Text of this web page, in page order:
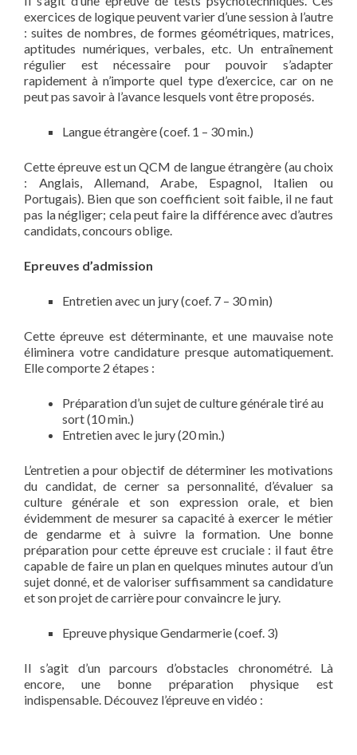
exercices de logique peuvent varier d’une session à l’autre
: suites de nombres, de formes géométriques, matrices,
aptitudes numériques, verbales, etc. Un entraînement
régulier est nécessaire pour pouvoir s’adapter
rapidement à n’importe quel type d’exercice, car on ne
peut pas savoir à l’avance lesquels vont être proposés.
Langue étrangère (coef. 1 – 30 min.)
Cette épreuve est un QCM de langue étrangère (au choix
: Anglais, Allemand, Arabe, Espagnol, Italien ou
Portugais). Bien que son coefficient soit faible, il ne faut
pas la négliger; cela peut faire la différence avec d’autres
candidats, concours oblige.
Epreuves d’admission
Entretien avec un jury (coef. 7 – 30 min)
Cette épreuve est déterminante, et une mauvaise note
éliminera votre candidature presque automatiquement.
Elle comporte 2 étapes :
Préparation d’un sujet de culture générale tiré au
sort (10 min.)
Entretien avec le jury (20 min.)
L’entretien a pour objectif de déterminer les motivations
du candidat, de cerner sa personnalité, d’évaluer sa
culture générale et son expression orale, et bien
évidemment de mesurer sa capacité à exercer le métier
de gendarme et à suivre la formation. Une bonne
préparation pour cette épreuve est cruciale : il faut être
capable de faire un plan en quelques minutes autour d’un
sujet donné, et de valoriser suffisamment sa candidature
et son projet de carrière pour convaincre le jury.
Epreuve physique Gendarmerie (coef. 3)
Il s’agit d’un parcours d’obstacles chronométré. Là
encore, une bonne préparation physique est
indispensable. Découvez l’épreuve en vidéo :